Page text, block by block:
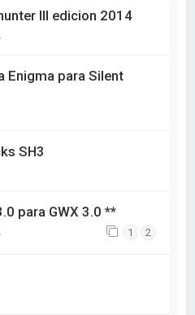
III edicion 2014
Enigma para Silent
SH3
para GWX 3.0 **
1 2